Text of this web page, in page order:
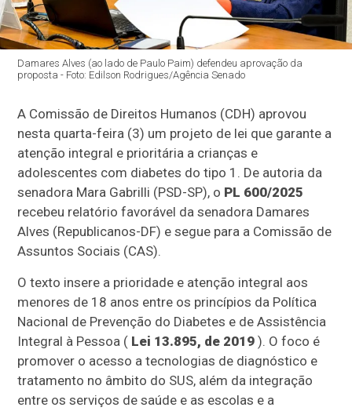
Damares Alves (ao lado de Paulo Paim) defendeu aprovação da
proposta - Foto: Edilson Rodrigues/Agência Senado
A Comissão de Direitos Humanos (CDH) aprovou
nesta quarta-feira (3) um projeto de lei que garante a
atenção integral e prioritária a crianças e
adolescentes com diabetes do tipo 1. De autoria da
senadora Mara Gabrilli (PSD-SP), o PL 600/2025
recebeu relatório favorável da senadora Damares
Alves (Republicanos-DF) e segue para a Comissão de
Assuntos Sociais (CAS).
O texto insere a prioridade e atenção integral aos
menores de 18 anos entre os princípios da Política
Nacional de Prevenção do Diabetes e de Assistência
Integral à Pessoa ( Lei 13.895, de 2019 ). O foco é
promover o acesso a tecnologias de diagnóstico e
tratamento no âmbito do SUS, além da integração
entre os serviços de saúde e as escolas e a